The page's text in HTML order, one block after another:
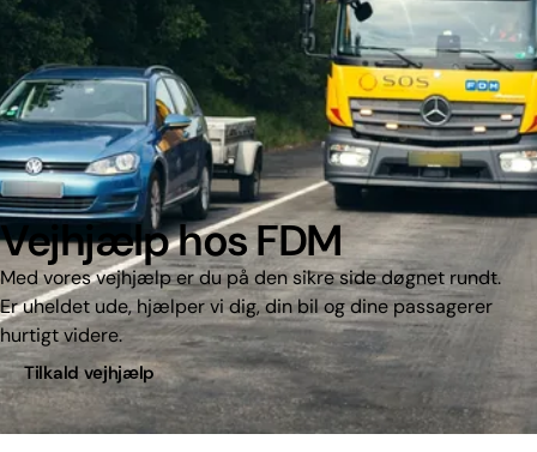
Vejhjælp hos FDM
Med vores vejhjælp er du på den sikre side døgnet rundt.
Er uheldet ude, hjælper vi dig, din bil og dine passagerer
hurtigt videre.
Tilkald vejhjælp